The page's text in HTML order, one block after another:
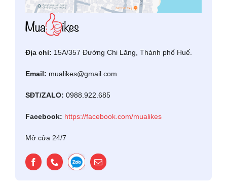
Địa chỉ: 15A/357 Đường Chi Lăng, Thành phố Huế.
Email: mualikes@gmail.com
SĐT/ZALO: 0988.922.685
Facebook: https://facebook.com/mualikes
Mở cửa 24/7